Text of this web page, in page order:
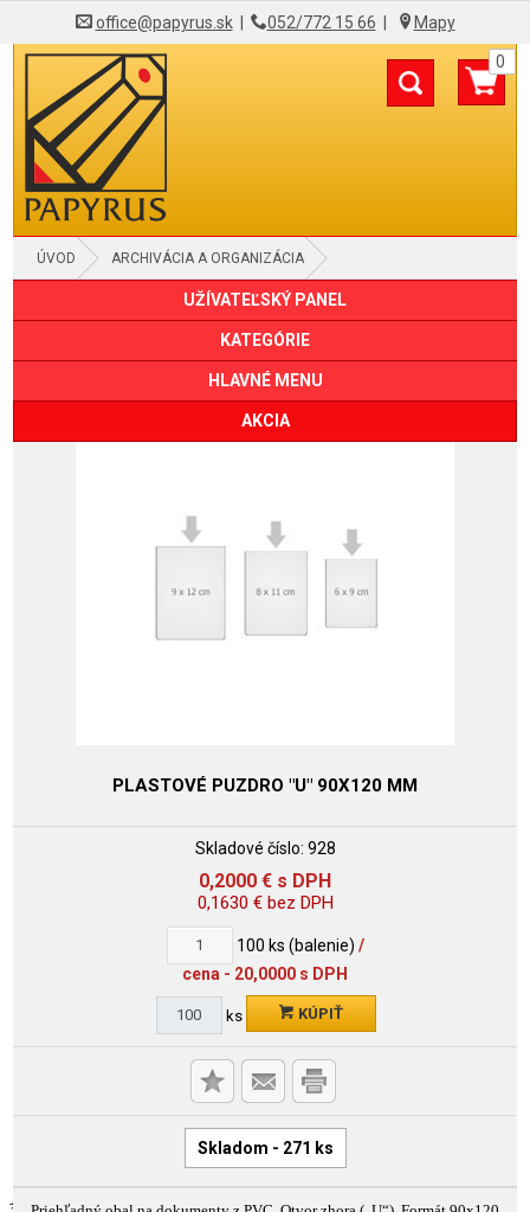
office@papyrus.sk| 052/772 15 66 Mapy
0
ÚVOD ARCHIVÁCIA A ORGANIZÁCIA
OBALY "L", "U" A SO ZIPSOMUŽÍVATEĽSKÝ PANEL
KATEGÓRIE
HLAVNÉ MENU
AKCIA
PLASTOVÉ PUZDRO "U" 90X120 MM
Skladové číslo: 928
0,2000 € s DPH
0,1630 €bez DPH
100 ks (balenie) /
cena - 20,0000 s DPH
ks KÚPIŤ
Skladom - 271 ks